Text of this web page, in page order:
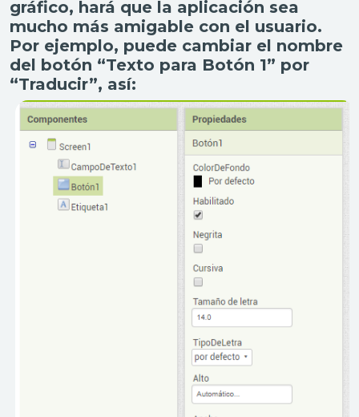
gráfico, hará que la aplicación sea
mucho más amigable con el usuario.
Por ejemplo, puede cambiar el nombre
del botón “Texto para Botón 1” por
“Traducir”, así: